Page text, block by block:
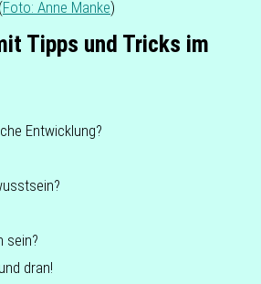
(Foto: Anne Manke)
Tipps und Tricks im
Entwicklung?
sein?
dran!